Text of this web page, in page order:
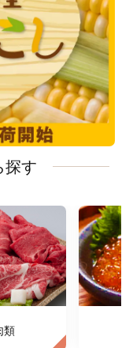
探す
類